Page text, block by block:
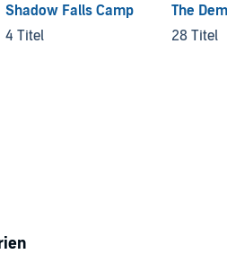
Shadow Falls Camp
4 Titel
The
28 Titel